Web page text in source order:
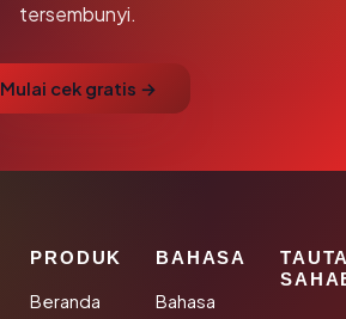
tersembunyi.
Mulai cek gratis →
PRODUK
Beranda
BAHASA
Bahasa